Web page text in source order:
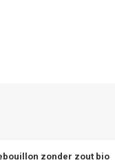
zonder zout bio